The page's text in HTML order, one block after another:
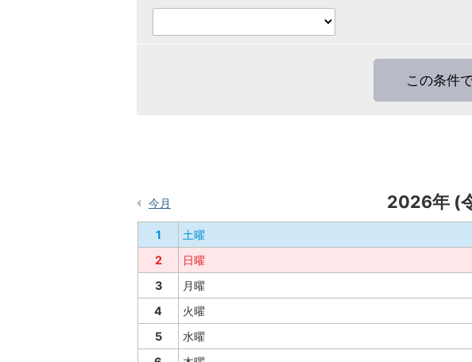
今月 2026年 (
1
土曜
2
日曜
3
月曜
4
火曜
5
水曜